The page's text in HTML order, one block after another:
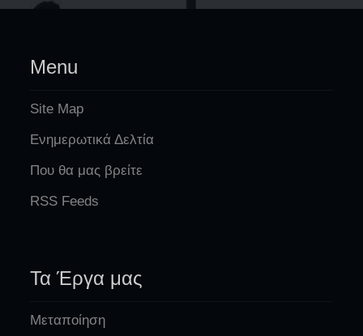
Menu
Site Map
Ενημερωτικά Δελτία
Που θα μας βρείτε
RSS Feeds
Τα Έργα μας
Μεταποίηση